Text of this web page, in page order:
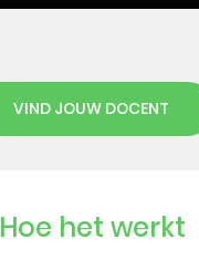
VIND JOUW DOCENT
Hoe het werkt